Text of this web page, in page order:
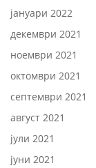
јануари 2022
декември 2021
ноември 2021
октомври 2021
септември 2021
август 2021
јули 2021
јуни 2021